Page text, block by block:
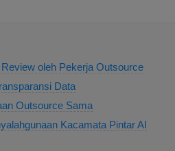
oleh Pekerja Outsource
Data
Outsource Sama
Kacamata Pintar AI